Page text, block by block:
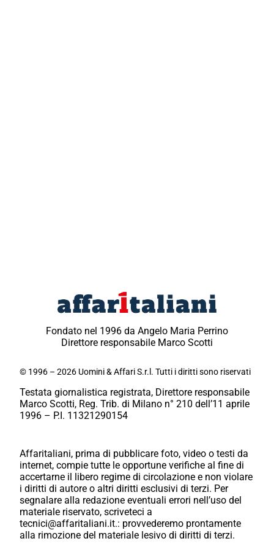
Fondato nel 1996 da Angelo Maria Perrino
Direttore responsabile Marco Scotti
© 1996 – 2026 Uomini & Affari S.r.l. Tutti i diritti sono riservati
Testata giornalistica registrata, Direttore responsabile
Marco Scotti, Reg. Trib. di Milano n° 210 dell’11 aprile
1996 – P.I. 11321290154
Affaritaliani, prima di pubblicare foto, video o testi da
internet, compie tutte le opportune verifiche al fine di
accertarne il libero regime di circolazione e non violare
i diritti di autore o altri diritti esclusivi di terzi. Per
segnalare alla redazione eventuali errori nell’uso del
materiale riservato, scriveteci a
tecnici@affaritaliani.it.: provvederemo prontamente
alla rimozione del materiale lesivo di diritti di terzi.